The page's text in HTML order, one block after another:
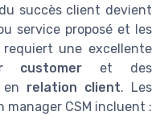
succès client devient
service proposé et les
une excellente
customer et des
relation client. Les
manager CSM incluent :